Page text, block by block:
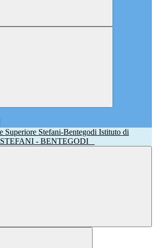
Istituto di
STEFANI - BENTEGODI